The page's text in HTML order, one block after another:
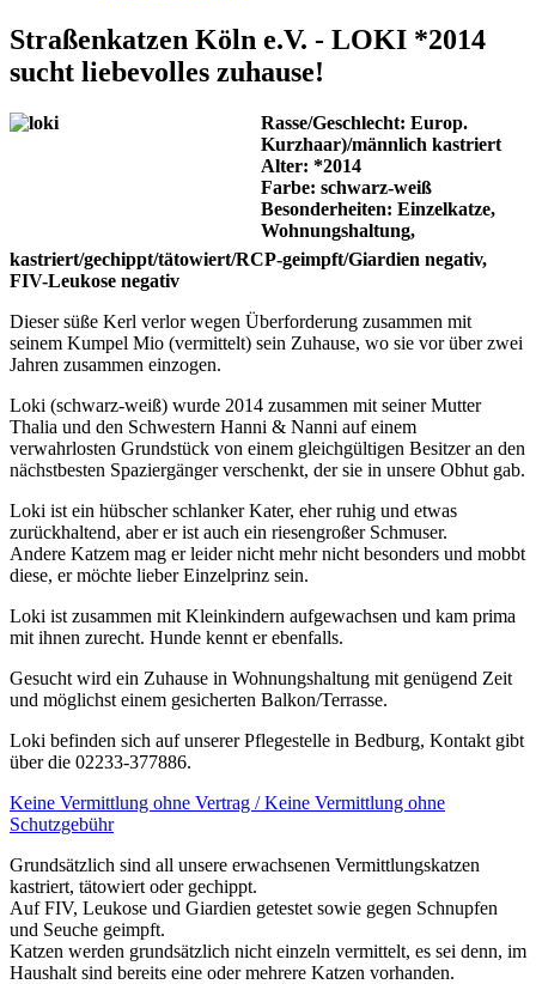
Straßenkatzen Köln e.V. - LOKI *2014
sucht liebevolles zuhause!
Rasse/Geschlecht: Europ.
Kurzhaar)/männlich kastriert
Alter: *2014
Farbe: schwarz-weiß
Besonderheiten: Einzelkatze,
Wohnungshaltung,
kastriert/gechippt/tätowiert/RCP-geimpft/Giardien negativ,
FIV-Leukose negativ
Dieser süße Kerl verlor wegen Überforderung zusammen mit
seinem Kumpel Mio (vermittelt) sein Zuhause, wo sie vor über zwei
Jahren zusammen einzogen.
Loki (schwarz-weiß) wurde 2014 zusammen mit seiner Mutter
Thalia und den Schwestern Hanni & Nanni auf einem
verwahrlosten Grundstück von einem gleichgültigen Besitzer an den
nächstbesten Spaziergänger verschenkt, der sie in unsere Obhut gab.
Loki ist ein hübscher schlanker Kater, eher ruhig und etwas
zurückhaltend, aber er ist auch ein riesengroßer Schmuser.
Andere Katzem mag er leider nicht mehr nicht besonders und mobbt
diese, er möchte lieber Einzelprinz sein.
Loki ist zusammen mit Kleinkindern aufgewachsen und kam prima
mit ihnen zurecht. Hunde kennt er ebenfalls.
Gesucht wird ein Zuhause in Wohnungshaltung mit genügend Zeit
und möglichst einem gesicherten Balkon/Terrasse.
Loki befinden sich auf unserer Pflegestelle in Bedburg, Kontakt gibt
über die 02233-377886.
Keine Vermittlung ohne Vertrag / Keine Vermittlung ohne
Schutzgebühr
Grundsätzlich sind all unsere erwachsenen Vermittlungskatzen
kastriert, tätowiert oder gechippt.
Auf FIV, Leukose und Giardien getestet sowie gegen Schnupfen
und Seuche geimpft.
Katzen werden grundsätzlich nicht einzeln vermittelt, es sei denn, im
Haushalt sind bereits eine oder mehrere Katzen vorhanden.